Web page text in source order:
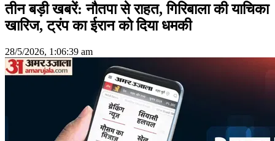
तीन बड़ी खबरें: नौतपा से राहत, गिरिबाला की याचिका
खारिज, ट्रंप का ईरान को दिया धमकी
28/5/2026, 1:06:39 am